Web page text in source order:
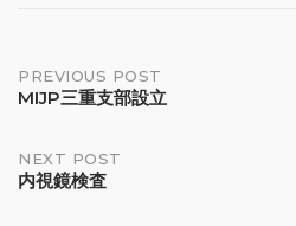
Post
PREVIOUS POST
MIJP三重支部設立
NEXT POST
内視鏡検査